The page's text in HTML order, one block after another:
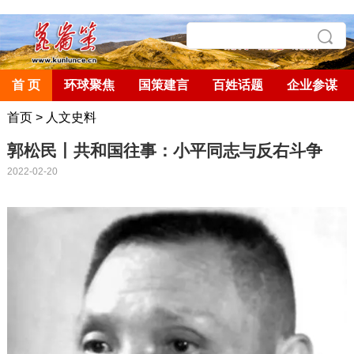
首 页 环球聚焦 国策建言 百姓话题 企业参谋
首页> 人文史料
郭松民丨共和国往事：小平同志与反右斗争
2022-02-20